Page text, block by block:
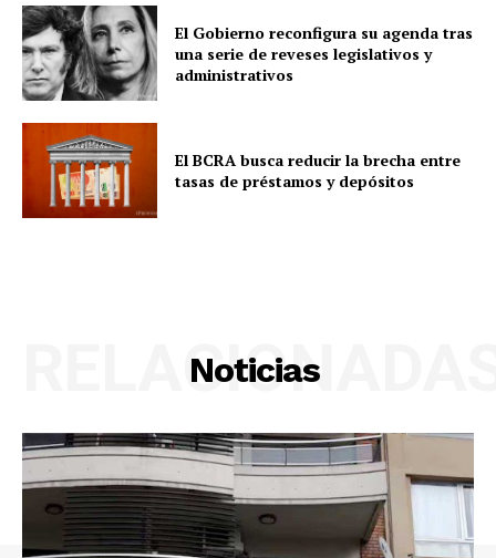
El Gobierno reconfigura su agenda tras
una serie de reveses legislativos y
administrativos
El BCRA busca reducir la brecha entre
tasas de préstamos y depósitos
Noticias